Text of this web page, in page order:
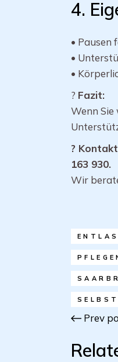
4.
• Pausen
•
•
? Fazit:
Wenn Sie
?
163 930.
Wir
Prev